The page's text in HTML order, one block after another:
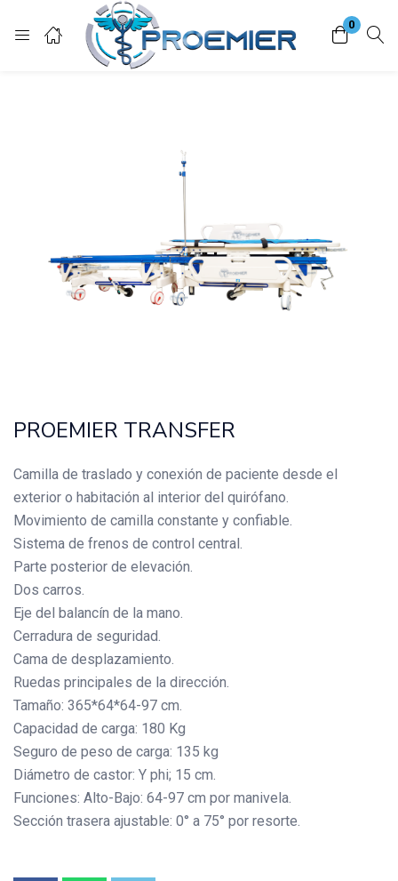
0
Lost password?
PROEMIER TRANSFER
Camilla de traslado y conexión de paciente desde el
exterior o habitación al interior del quirófano.
Movimiento de camilla constante y confiable.
Sistema de frenos de control central.
Parte posterior de elevación.
Dos carros.
Eje del balancín de la mano.
Cerradura de seguridad.
Cama de desplazamiento.
Ruedas principales de la dirección.
Tamaño: 365*64*64-97 cm.
Capacidad de carga: 180 Kg
Seguro de peso de carga: 135 kg
Diámetro de castor: Y phi; 15 cm.
Funciones: Alto-Bajo: 64-97 cm por manivela.
Sección trasera ajustable: 0° a 75° por resorte.